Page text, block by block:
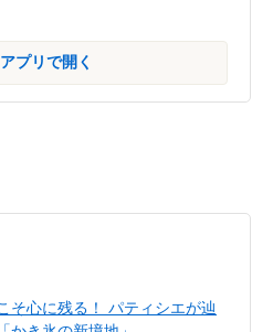
アプリで開く
そ心に残る！ パティシエが辿